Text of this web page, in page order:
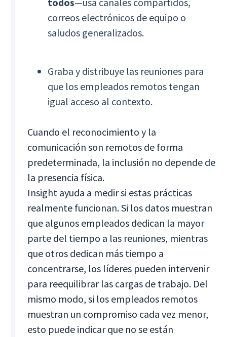
correos electrónicos de equipo o
saludos generalizados.
Graba y distribuye las reuniones para
que los empleados remotos tengan
igual acceso al contexto.
Cuando el reconocimiento y la
comunicación son remotos de forma
predeterminada, la inclusión no depende de
la presencia física.
Insight ayuda a medir si estas prácticas
realmente funcionan. Si los datos muestran
que algunos empleados dedican la mayor
parte del tiempo a las reuniones, mientras
que otros dedican más tiempo a
concentrarse, los líderes pueden intervenir
para reequilibrar las cargas de trabajo. Del
mismo modo, si los empleados remotos
muestran un compromiso cada vez menor,
esto puede indicar que no se están